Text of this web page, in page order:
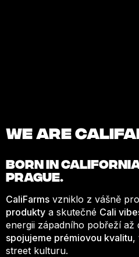
We are
BORN IN
PRAGUE.
CaliFarms vzniklo z vášně
produkty a skutečné Cali
energii západního pobřeží až
spojujeme prémiovou kvalitu,
street kulturu.